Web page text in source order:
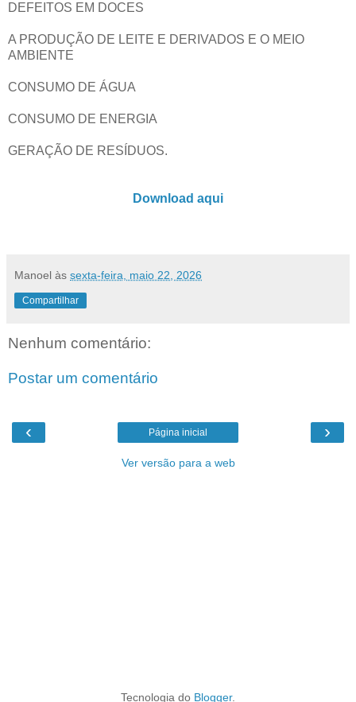
DEFEITOS EM DOCES
A PRODUÇÃO DE LEITE E DERIVADOS E O MEIO
AMBIENTE
CONSUMO DE ÁGUA
CONSUMO DE ENERGIA
GERAÇÃO DE RESÍDUOS.
Download aqui
Manoel às sexta-feira, maio 22, 2026
Compartilhar
Nenhum comentário:
Postar um comentário
‹ ›
Página inicial
Ver versão para a web
Tecnologia do Blogger.